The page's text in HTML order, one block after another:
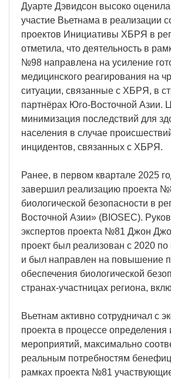
Дуарте Дэвидсон высоко
участие Вьетнама в реализации
проектов Инициативы ХБРЯ в
отметила, что деятельность в
№98 направлена на усиление
медицинского реагирования на
ситуации, связанные с ХБРЯ, в
партнёрах Юго-Восточной Азии.
минимизация последствий для
населения в случае
инцидентов, связанных с ХБРЯ.
Ранее, в первом квартале 2025
завершил реализацию проекта
биологической безопасности в
Восточной Азии» (BIOSEC).
экспертов проекта №81 Джон
проект был реализован с 2020 по
и был направлен на повышение
обеспечения биологической
странах-участницах региона,
Вьетнам активно сотрудничал с
проекта в процессе определения
мероприятий, максимально
реальным потребностям
рамках проекта №81